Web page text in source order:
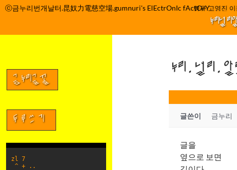
컨
기
ⓒ금누리번개날터.昆奴力電慈空場.gumnuri's ElEctrOnIc fActOrY
박정관 조명규 고영진 이
누리널리
누리.널리.
글쓴이 금누리
글을
옆으로 보면
금누리글꼴
두루쓰기
zl 7
^ + ..